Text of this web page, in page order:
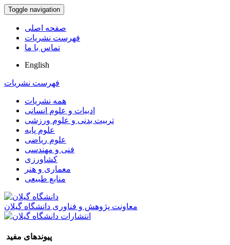
Toggle navigation
صفحه اصلی
فهرست نشریات
تماس با ما
English
فهرست نشریات
همه نشریات
ادبیات و علوم انسانی
تربیت بدنی و علوم ورزشی
علوم پایه
علوم ریاضی
فنی و مهندسی
کشاورزی
معماری و هنر
منابع طبیعی
معاونت پژوهش و فناوری دانشگاه گیلان
پیوندهای مفید